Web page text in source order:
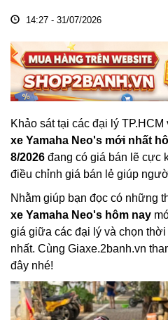
14:27 - 31/07/2026
Khảo sát tại các đại lý
xe Yamaha Neo's mới nhất
8/2026 đang có giá bán lẽ cực
điều chỉnh giá bán lẻ giúp
Nhằm giúp bạn đọc có những
xe Yamaha Neo's hôm nay
giá giữa các đại lý và chọn
nhất. Cùng Giaxe.2banh.vn
đây nhé!